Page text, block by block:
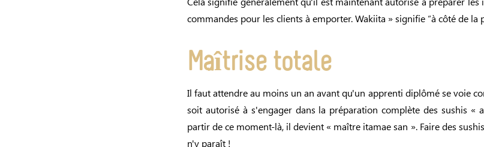
commandes pour les clients à emporter. Wakiita » signifie “à côté de la
Maîtrise totale
Il faut attendre au moins un an avant qu'un apprenti diplômé se voie
soit autorisé à s'engager dans la préparation complète des sushis «
partir de ce moment-là, il devient « maître itamae san ». Faire des
n'y paraît !